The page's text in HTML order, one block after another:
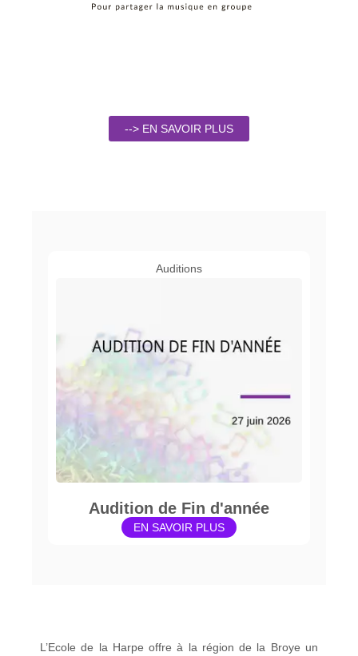
--> EN SAVOIR PLUS
Auditions
Audition de Fin d'année
EN SAVOIR PLUS
L’Ecole de la Harpe offre à la région de la Broye un